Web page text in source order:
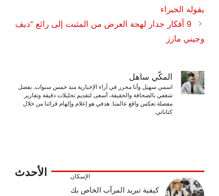
يقوله الخبراء
9 أفكار جدار لهجة العرض من المثبت إلى رائع “ديف
وجيني مارز
المكّي ساهل
اسمي سهيل وأنا محرر في آراء الإخبارية منذ خمس سنوات. بفضل
شغفي بالصحافة والحقيقة، أسعى لتقديم تحليلات دقيقة وتقارير
مفصلة تعكس واقع عالمنا. هدفي هو إعلام وإلهام قرائنا من خلال
كتاباتي.
الأحدث الإسكان
كيفية تبريد المرآب الخاص بك